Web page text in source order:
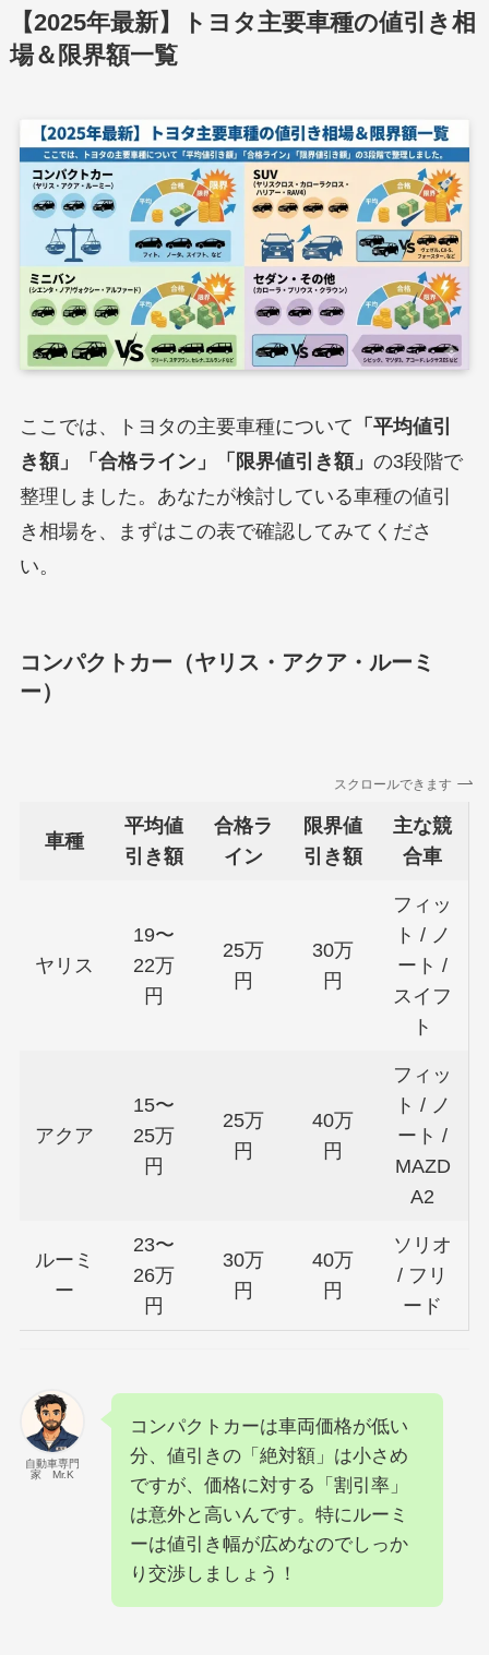
【2025年最新】トヨタ主要車種の値引き相
場＆限界額一覧
ここでは、トヨタの主要車種について 「平均値引
き額」「合格ライン」「限界値引き額」 の3段階で
整理しました。あなたが検討している車種の値引
き相場を、まずはこの表で確認してみてくださ
い。
コンパクトカー（ヤリス・アクア・ルーミ
ー）
スクロールできます
車種
平均値
引き額
合格ラ
イン
限界値
引き額
主な競
合車
ヤリス
19〜
22万
円
25万
円
30万
円
フィッ
ト / ノ
ート /
スイフ
ト
アクア
15〜
25万
円
25万
円
40万
円
フィッ
ト / ノ
ート /
MAZD
A2
ルーミ
ー
23〜
26万
円
30万
円
40万
円
ソリオ
/ フリ
ード
自動車専門
家 Mr.K
コンパクトカーは車両価格が低い
分、値引きの「絶対額」は小さめ
ですが、価格に対する「割引率」
は意外と高いんです。特にルーミ
ーは値引き幅が広めなのでしっか
り交渉しましょう！